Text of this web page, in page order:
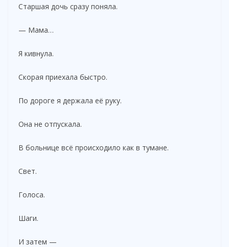
Старшая дочь сразу поняла.
— Мама…
Я кивнула.
Скорая приехала быстро.
По дороге я держала её руку.
Она не отпускала.
В больнице всё происходило как в тумане.
Свет.
Голоса.
Шаги.
И затем —